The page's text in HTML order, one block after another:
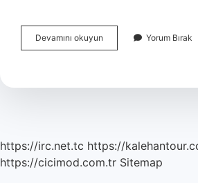
Devamını okuyun
Neler
Yorum Bırak
https://irc.net.tc https://
https://cicimod.com.tr Sitemap